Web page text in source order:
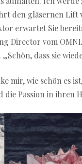
den gläsernen
erwartet Sie
Director vom
dass sie
mir, wie schön es
die Passion in ihren